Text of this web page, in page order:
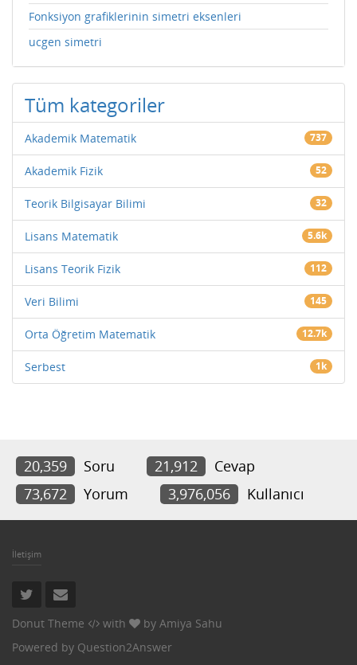
Fonksiyon grafiklerinin simetri eksenleri
ucgen simetri
Tüm kategoriler
Akademik Matematik 737
Akademik Fizik 52
Teorik Bilgisayar Bilimi 32
Lisans Matematik 5.6k
Lisans Teorik Fizik 112
Veri Bilimi 145
Orta Öğretim Matematik 12.7k
Serbest 1k
20,359 Soru 21,912
Cevap
73,672
Yorum 3,976,056 Kullanıcı
İletişim
Donut Theme with by Amiya Sahu
Powered by Question2Answer